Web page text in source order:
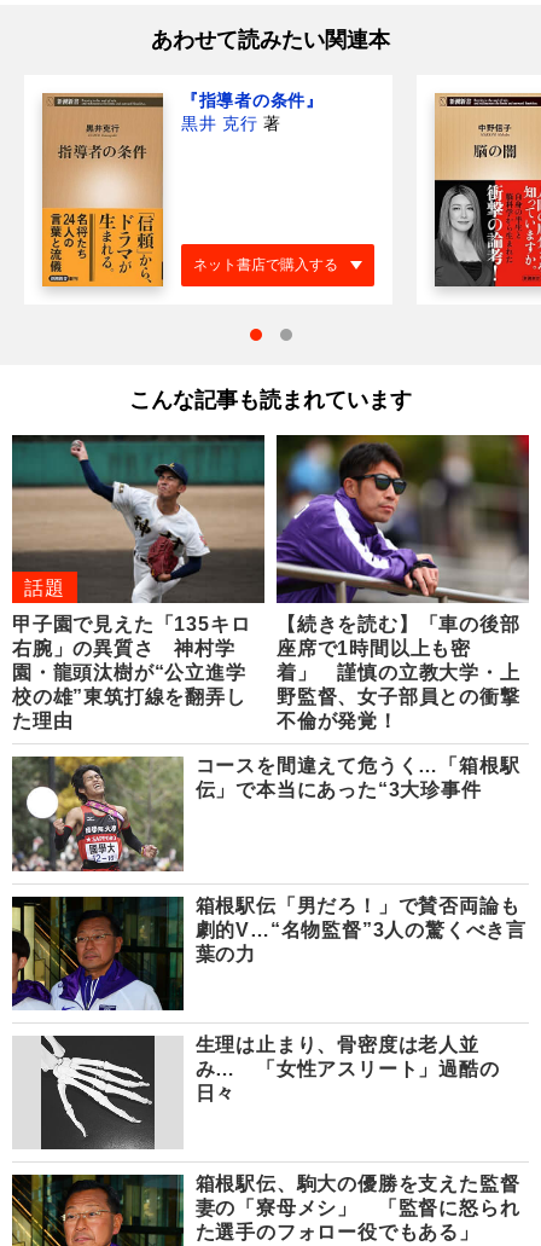
あわせて読みたい関連本
『指導者の条件』
黒井 克行 著
ネット書店で購入する
こんな記事も読まれています
話題
甲子園で見えた「135キロ
右腕」の異質さ 神村学
園・龍頭汰樹が“公立進学
校の雄”東筑打線を翻弄し
た理由
【続きを読む】「車の後部
座席で1時間以上も密
着」 謹慎の立教大学・上
野監督、女子部員との衝撃
不倫が発覚！
コースを間違えて危うく…「箱根駅
伝」で本当にあった“3大珍事件
箱根駅伝「男だろ！」で賛否両論も
劇的V…“名物監督”3人の驚くべき言
葉の力
生理は止まり、骨密度は老人並
み… 「女性アスリート」過酷の
日々
箱根駅伝、駒大の優勝を支えた監督
妻の「寮母メシ」 「監督に怒られ
た選手のフォロー役でもある」